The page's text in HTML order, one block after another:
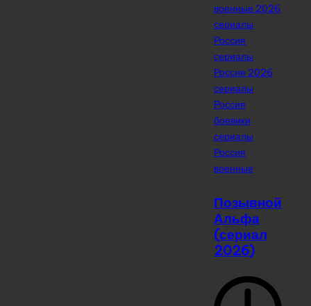
военные 2026
сериалы
Россия
сериалы
Россия 2026
сериалы
Россия
боевики
сериалы
Россия
военные
Позывной
Альфа
(сериал
2026)